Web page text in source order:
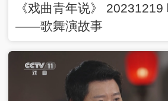
《戏曲青年说》
——歌舞演故事